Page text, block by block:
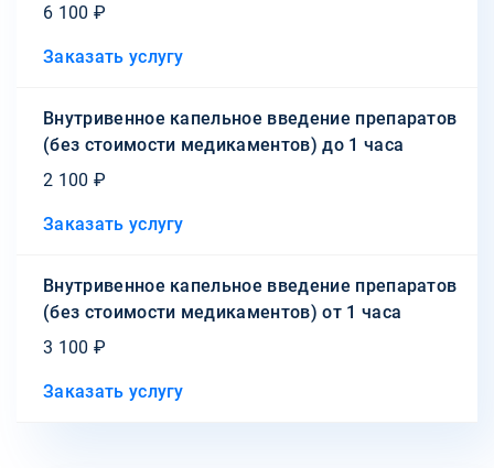
6 100 ₽
Заказать услугу
Внутривенное капельное введение препаратов
(без стоимости медикаментов) до 1 часа
2 100 ₽
Заказать услугу
Внутривенное капельное введение препаратов
(без стоимости медикаментов) от 1 часа
3 100 ₽
Заказать услугу